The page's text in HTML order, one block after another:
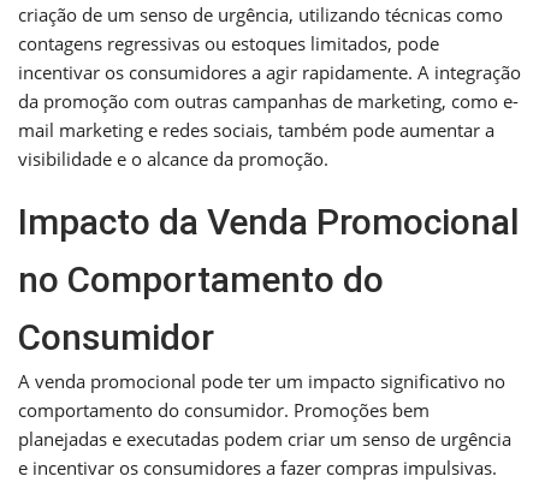
criação de um senso de urgência, utilizando técnicas como
contagens regressivas ou estoques limitados, pode
incentivar os consumidores a agir rapidamente. A integração
da promoção com outras campanhas de marketing, como e-
mail marketing e redes sociais, também pode aumentar a
visibilidade e o alcance da promoção.
Impacto da Venda Promocional
no Comportamento do
Consumidor
A venda promocional pode ter um impacto significativo no
comportamento do consumidor. Promoções bem
planejadas e executadas podem criar um senso de urgência
e incentivar os consumidores a fazer compras impulsivas.